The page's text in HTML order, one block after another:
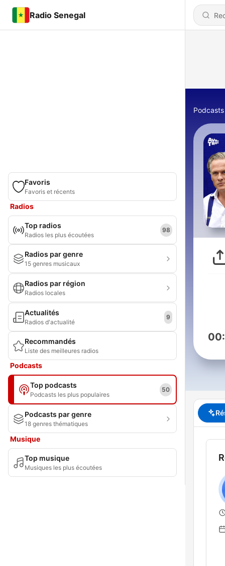
Radio Senegal
Favoris
Favoris et récents
Radios
Top radios
Radios les plus écoutées
98
Radios par genre
15 genres musicaux
Radios par région
Radios locales
Actualités
Radios d'actualité
9
Recommandés
Liste des meilleures radios
Podcasts
Top podcasts
Podcasts les plus populaires
50
Podcasts par genre
18 genres thématiques
Musique
Top musique
Musiques les plus écoutées
Podcasts